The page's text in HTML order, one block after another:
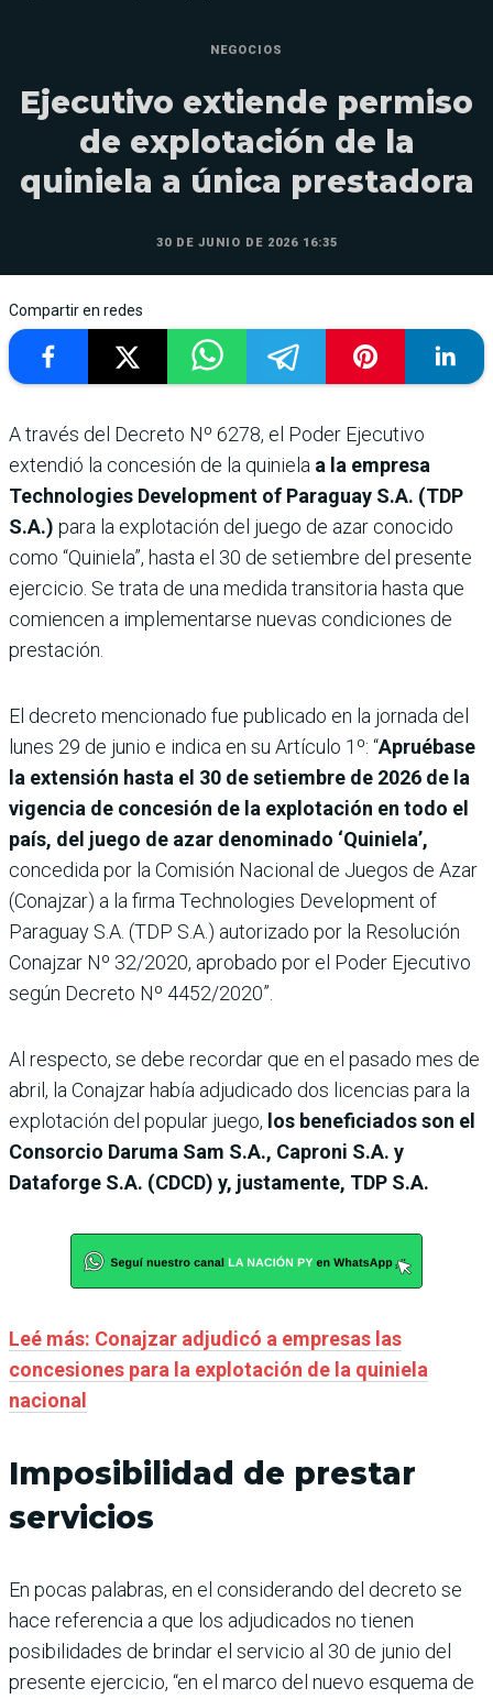
NEGOCIOS
Ejecutivo extiende permiso
de explotación de la
quiniela a única prestadora
30 DE JUNIO DE 2026 16:35
Compartir en redes
A través del Decreto Nº 6278, el Poder Ejecutivo
extendió la concesión de la quiniela a la empresa
Technologies Development of Paraguay S.A. (TDP
S.A.) para la explotación del juego de azar conocido
como “Quiniela”, hasta el 30 de setiembre del presente
ejercicio. Se trata de una medida transitoria hasta que
comiencen a implementarse nuevas condiciones de
prestación.
El decreto mencionado fue publicado en la jornada del
lunes 29 de junio e indica en su Artículo 1º: “Apruébase
la extensión hasta el 30 de setiembre de 2026 de la
vigencia de concesión de la explotación en todo el
país, del juego de azar denominado ‘Quiniela’,
concedida por la Comisión Nacional de Juegos de Azar
(Conajzar) a la firma Technologies Development of
Paraguay S.A. (TDP S.A.) autorizado por la Resolución
Conajzar Nº 32/2020, aprobado por el Poder Ejecutivo
según Decreto Nº 4452/2020”.
Al respecto, se debe recordar que en el pasado mes de
abril, la Conajzar había adjudicado dos licencias para la
explotación del popular juego, los beneficiados son el
Consorcio Daruma Sam S.A., Caproni S.A. y
Dataforge S.A. (CDCD) y, justamente, TDP S.A.
Leé más: Conajzar adjudicó a empresas las
concesiones para la explotación de la quiniela
nacional
Imposibilidad de prestar
servicios
En pocas palabras, en el considerando del decreto se
hace referencia a que los adjudicados no tienen
posibilidades de brindar el servicio al 30 de junio del
presente ejercicio, “en el marco del nuevo esquema de